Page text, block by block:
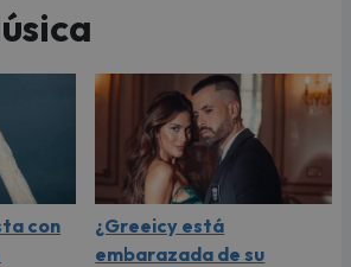
con
¿Greeicy está
embarazada de su